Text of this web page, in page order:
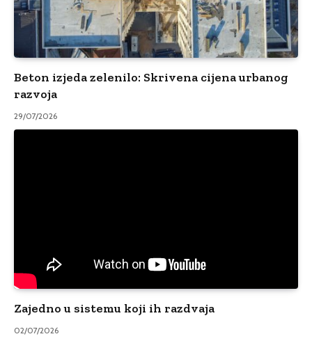
Beton izjeda zelenilo: Skrivena cijena urbanog
razvoja
29/07/2026
Zajedno u sistemu koji ih razdvaja
02/07/2026